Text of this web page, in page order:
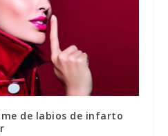
de labios de infarto